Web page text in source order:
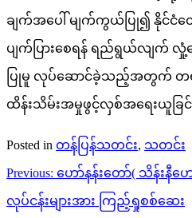
ချက်အပေါ် မျက်ကွယ်ပြု၍ နိုင်ငံတ
ပျက်ပြားစေရန် ရည်ရွယ်လျက် လှုံ့ဆော်
ပြုမူ လုပ်ဆောင်ခဲ့သည့်အတွက် တရ
ထိန်းသိမ်းအမှုဖွင့်လှစ်အရေးယူခြင်
Posted in တန်ပြန်သတင်း, သတင်း
Post
navigation
Previous: ဟော်နန်းတော်( သိန်းနီဟေ
လုပ်ငန်းများအား ကြည့်ရှုစစ်ဆေး